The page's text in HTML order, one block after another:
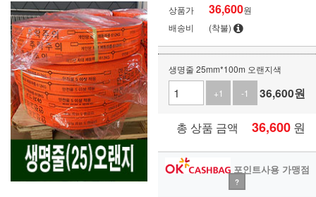
상품가 36,600원
배송비
(착불)
생명줄 25mm*100m 오랜지색
+1
-1 36,600원
총 상품 금액 36,600 원
포인트사용 가맹점
?